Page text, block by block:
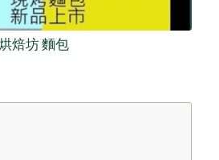
焙坊 麵包